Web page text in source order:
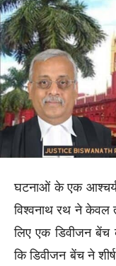
घटनाओं के एक
विश्वनाथ रथ ने केवल
लिए एक डिवीजन बेंच
कि डिवीजन बेंच ने शीर्ष